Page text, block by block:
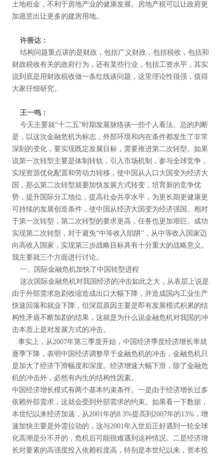
土地租金，不利于房地产业的健康发展。房地产税可以让政府更
加愿意出让更多的建房用地。
许善达：
结构问题重点讲的是财政，包括广义财政，包括税收，包括和
财政税收有关的政府行为，还有某些行业，包括工资水平，其实
说到底是用财政税收做一条红线谈问题，这里理论性很强，值得
大家仔细研究。
王一鸣：
今天主要就“十二五”时期发展脉络谈一些个人看法。总的判断
是，以这次金融危机为标志，外部环境和内在条件都发生了非常
深刻的变化，要实现既定发展目标，需要推进第二次转型。如果
说第一次转型主要是体制转轨，引入市场机制，参与全球竞争，
实现资源优化配置和劳动力转移，使中国从人口大国变为经济大
国，那么第二次转型就要加快发展方式转变，培育新的竞争优
势，提升国际分工地位，提高社会共享水平，为更长期更健康更
可持续的发展创造条件，使中国从经济大国变为经济强国。相对
于第一次转型，第二次转型的要求更高，任务也更加艰巨。成功
实现第二次转型，对于避免“中等收入陷阱”，从中等收入国家迈
向高收入国家，实现第三步战略目标具有十分重大的战略意义。
我主要就三个方面进行讨论。
一、国际金融危机加快了中国转型进程
这次国际金融危机对我国经济的冲击如此之大，从表层上说是
由于外部需求急剧收缩造成出口大幅下降，并造成国内工业生产
快速回落和就业下降，但深层原因主要是即有发展模式积累的结
构性矛盾不断加剧的结果，这就是为什么说金融危机对我国的冲
击本质上是对发展方式的冲击。
事实上，从2007年第三季度开始，中国经济季度经济增长率就
逐季下降，表明中国经济调整早于金融危机的冲击，金融危机只
是加大了经济下滑幅度和深度。经济增速大幅下滑，除了金融危
机的冲击外，必然有内生的结构性因素。
中国经济增长模式有两个基本约束条件。一是由于经济增长过多
依赖外部需求，这就会受到外部需求的约束。如果看一下数据，
本世纪以来经济加速，从2001年的8.3%提高到2007年的13%，增
速加快主要是外需拉动的，这与2001年入世后正好遇到一轮全球
化高潮是分不开的，危机后可能很难遇到这种情况。二是经济增
长对要素的高强度投入依赖程度高，特别是本世纪以来，资本投